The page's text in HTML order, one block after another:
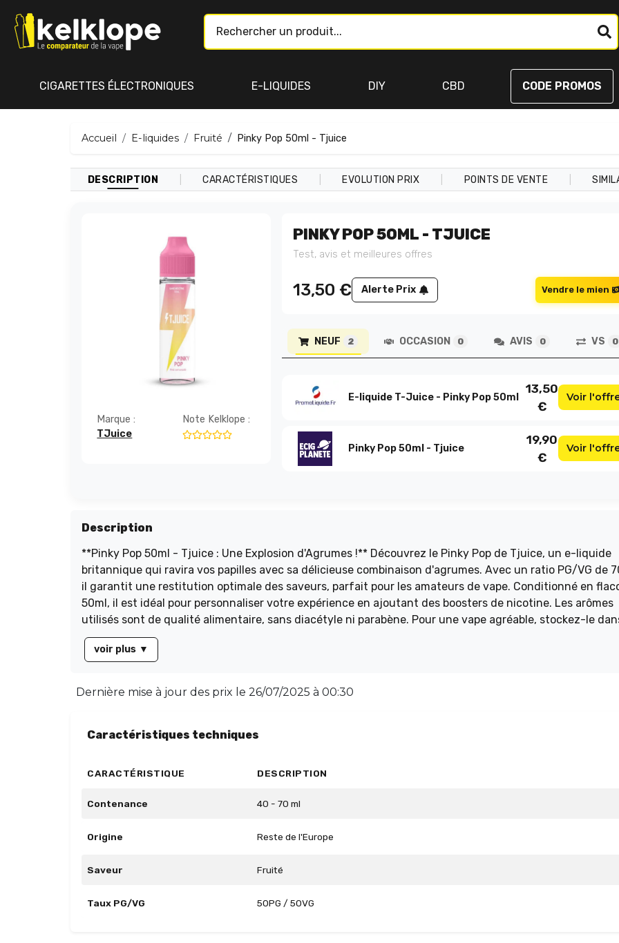
CIGARETTES ÉLECTRONIQUES E-LIQUIDES DIY CBD CODE PROMOS
Accueil E-liquides Fruité Pinky Pop 50ml - Tjuice
DESCRIPTION CARACTÉRISTIQUES EVOLUTION PRIX POINTS DE VENTE
Marque :
TJuice
Note Kelklope :
PINKY POP 50ML - TJUICE
Test, avis et meilleures offres
13,50 € Alerte Prix Vendre le mien
NEUF 2 OCCASION 0 AVIS 0 VS 0
E-liquide T-Juice - Pinky Pop 50ml
13,50
€
Voir
Pinky Pop 50ml - Tjuice
19,90
€
Voir
Description
**Pinky Pop 50ml - Tjuice : Une Explosion d'Agrumes !** Découvrez le Pinky Pop de Tjuice, un e-liquide
britannique qui ravira vos papilles avec sa délicieuse combinaison d'agrumes. Avec un ratio PG/VG de
il garantit une restitution optimale des saveurs, parfait pour les amateurs de vape. Conditionné en
50ml, il est idéal pour personnaliser votre expérience en ajoutant des boosters de nicotine. Les arômes
utilisés sont de qualité alimentaire, sans diacétyle ni parabène. Pour une vape agréable, stockez-le
endroit sec et à l'abri de la lumière. Profitez d'une expérience de vape unique avec Pinky Pop !
voir plus ▼
Dernière mise à jour des prix le 26/07/2025 à 00:30
Caractéristiques techniques
CARACTÉRISTIQUE DESCRIPTION
Contenance 40 - 70 ml
Origine Reste de l'Europe
Saveur Fruité
Taux PG/VG 50PG / 50VG